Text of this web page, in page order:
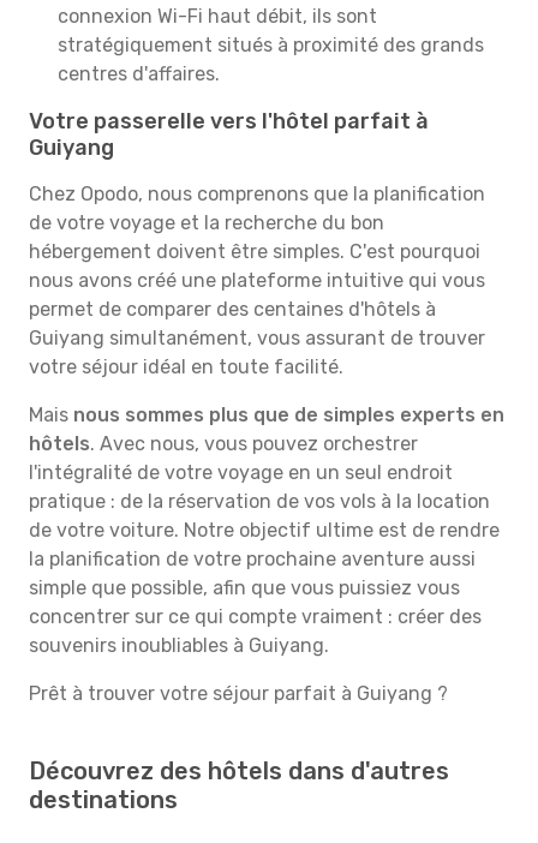
connexion Wi-Fi haut débit, ils sont
stratégiquement situés à proximité des grands
centres d'affaires.
Votre passerelle vers l'hôtel parfait à
Guiyang
Chez Opodo, nous comprenons que la planification
de votre voyage et la recherche du bon
hébergement doivent être simples. C'est pourquoi
nous avons créé une plateforme intuitive qui vous
permet de comparer des centaines d'hôtels à
Guiyang simultanément, vous assurant de trouver
votre séjour idéal en toute facilité.
Mais nous sommes plus que de simples experts en
hôtels. Avec nous, vous pouvez orchestrer
l'intégralité de votre voyage en un seul endroit
pratique : de la réservation de vos vols à la location
de votre voiture. Notre objectif ultime est de rendre
la planification de votre prochaine aventure aussi
simple que possible, afin que vous puissiez vous
concentrer sur ce qui compte vraiment : créer des
souvenirs inoubliables à Guiyang.
Prêt à trouver votre séjour parfait à Guiyang ?
Découvrez des hôtels dans d'autres
destinations